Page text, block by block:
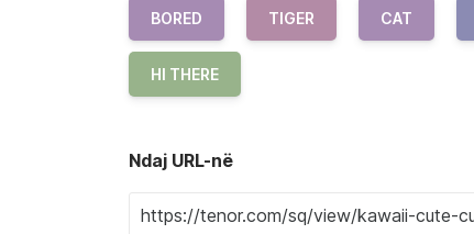
BORED TIGER CAT
HI THERE
Ndaj URL-në